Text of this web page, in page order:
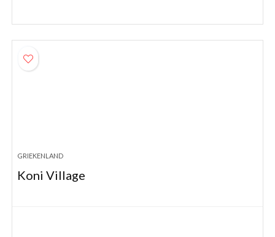
GRIEKENLAND
Koni Village